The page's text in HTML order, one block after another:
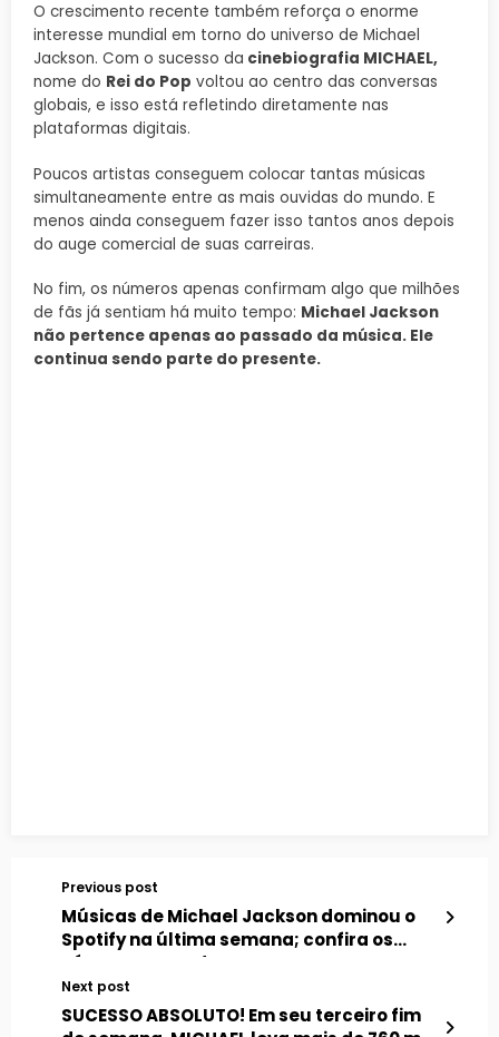
O crescimento recente também reforça o enorme
interesse mundial em torno do universo de Michael
Jackson. Com o sucesso da cinebiografia MICHAEL,
nome do Rei do Pop voltou ao centro das conversas
globais, e isso está refletindo diretamente nas
plataformas digitais.
Poucos artistas conseguem colocar tantas músicas
simultaneamente entre as mais ouvidas do mundo. E
menos ainda conseguem fazer isso tantos anos depois
do auge comercial de suas carreiras.
No fim, os números apenas confirmam algo que milhões
de fãs já sentiam há muito tempo: Michael Jackson
não pertence apenas ao passado da música. Ele
continua sendo parte do presente.
Previous post
Músicas de Michael Jackson dominou o
Spotify na última semana; confira os
números recordes
Next post
SUCESSO ABSOLUTO! Em seu terceiro fim